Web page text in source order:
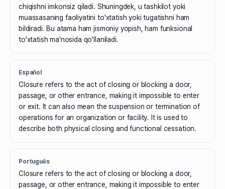
chiqishni imkonsiz qiladi. Shuningdek, u tashkilot yoki
muassasaning faoliyatini to'xtatish yoki tugatishni ham
bildiradi. Bu atama ham jismoniy yopish, ham funksional
to'xtatish ma'nosida qo'llaniladi.
Español
Closure refers to the act of closing or blocking a door,
passage, or other entrance, making it impossible to enter
or exit. It can also mean the suspension or termination of
operations for an organization or facility. It is used to
describe both physical closing and functional cessation.
Português
Closure refers to the act of closing or blocking a door,
passage, or other entrance, making it impossible to enter